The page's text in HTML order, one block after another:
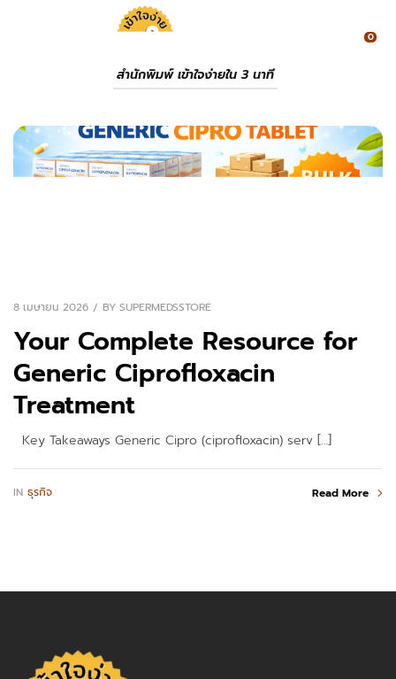
สำนักพิมพ์ เข้าใจง่ายใน 3 นาที
0
8 เมษายน 2026 BY SUPERMEDSSTORE
Your Complete Resource for
Generic Ciprofloxacin
Treatment
Key Takeaways Generic Cipro (ciprofloxacin) serv […]
IN ธุรกิจ Read More